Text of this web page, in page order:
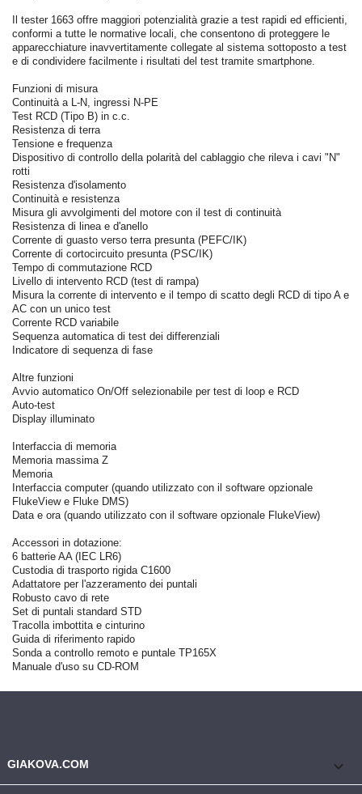
Il tester 1663 offre maggiori potenzialità grazie a test rapidi ed efficienti,
conformi a tutte le normative locali, che consentono di proteggere le
apparecchiature inavvertitamente collegate al sistema sottoposto a test
e di condividere facilmente i risultati del test tramite smartphone.
Funzioni di misura
Continuità a L-N, ingressi N-PE
Test RCD (Tipo B) in c.c.
Resistenza di terra
Tensione e frequenza
Dispositivo di controllo della polarità del cablaggio che rileva i cavi "N"
rotti
Resistenza d'isolamento
Continuità e resistenza
Misura gli avvolgimenti del motore con il test di continuità
Resistenza di linea e d'anello
Corrente di guasto verso terra presunta (PEFC/IK)
Corrente di cortocircuito presunta (PSC/IK)
Tempo di commutazione RCD
Livello di intervento RCD (test di rampa)
Misura la corrente di intervento e il tempo di scatto degli RCD di tipo A e
AC con un unico test
Corrente RCD variabile
Sequenza automatica di test dei differenziali
Indicatore di sequenza di fase
Altre funzioni
Avvio automatico On/Off selezionabile per test di loop e RCD
Auto-test
Display illuminato
Interfaccia di memoria
Memoria massima Z
Memoria
Interfaccia computer (quando utilizzato con il software opzionale
FlukeView e Fluke DMS)
Data e ora (quando utilizzato con il software opzionale FlukeView)
Accessori in dotazione:
6 batterie AA (IEC LR6)
Custodia di trasporto rigida C1600
Adattatore per l'azzeramento dei puntali
Robusto cavo di rete
Set di puntali standard STD
Tracolla imbottita e cinturino
Guida di riferimento rapido
Sonda a controllo remoto e puntale TP165X
Manuale d'uso su CD-ROM
GIAKOVA.COM keyboard_arrow_down